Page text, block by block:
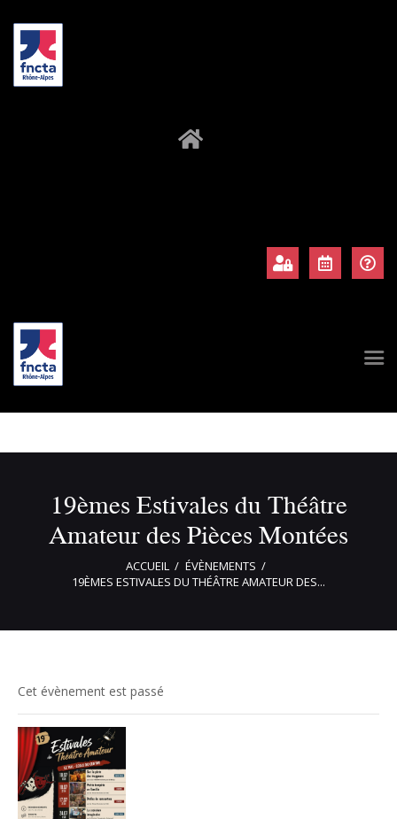
19èmes Estivales du Théâtre
Amateur des Pièces Montées
ACCUEIL
ÉVÈNEMENTS
19ÈMES ESTIVALES DU THÉÂTRE AMATEUR DES...
Cet évènement est passé